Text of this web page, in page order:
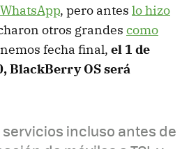
, pero antes lo hizo
otros grandes como
fecha final, el 1 de
BlackBerry OS será
incluso antes de